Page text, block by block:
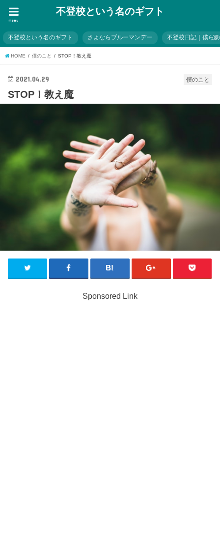
不登校という名のギフト
menu
不登校という名のギフト さよならブルーマンデー 不登校日記｜僕ら
HOME 僕のこと STOP！教え魔
僕のこと
2021.04.29
STOP！教え魔
Sponsored Link